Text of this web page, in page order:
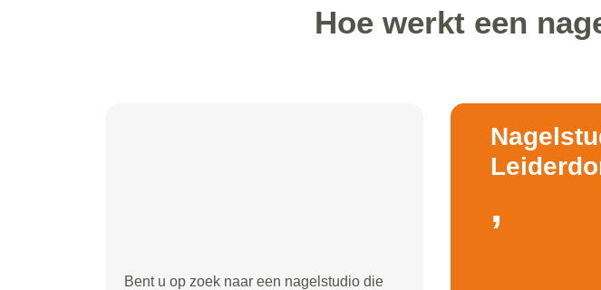
Hoe werkt een
Bent u op zoek naar een nagelstudio die
,